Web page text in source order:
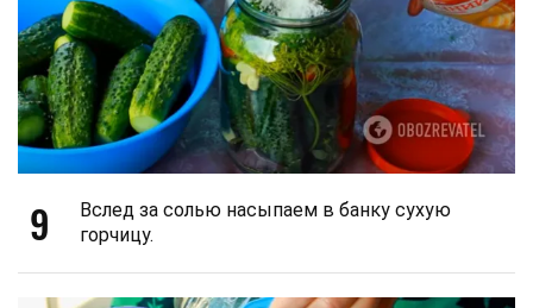
9
Вслед за солью насыпаем в банку сухую
горчицу.